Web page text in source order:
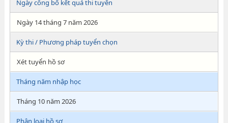
Ngày công bố kết quả thi tuyển
Ngày 14 tháng 7 năm 2026
Kỳ thi / Phương pháp tuyển chọn
Xét tuyển hồ sơ
Tháng năm nhập học
Tháng 10 năm 2026
Phân loại hồ sơ